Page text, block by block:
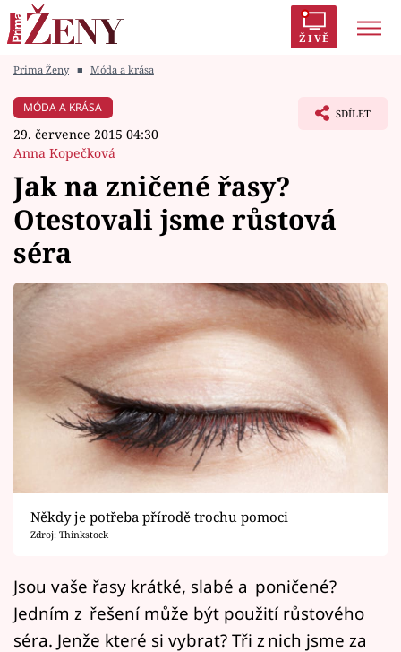
ŽIVĚ
Módní alarm
Témata
Celebrity
Vztahy
Seriály
Horoskopy
Sledujte prima+
Filmový festival Karlovy Vary
Pořady
Mámy sobě
Přihlášení
Prima Ženy ■ Móda a krása
MÓDA A KRÁSA
29. července 2015 04:30
Anna Kopečková
SDÍLET
Jak na zničené řasy?
Otestovali jsme růstová
séra
Někdy je potřeba přírodě trochu pomoci
Zdroj: Thinkstock
Jsou vaše řasy krátké, slabé a poničené?
Jedním z řešení může být použití růstového
séra. Jenže které si vybrat? Tři z nich jsme za